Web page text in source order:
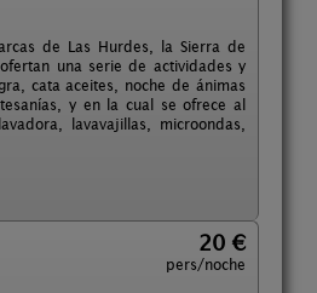
de Las Hurdes, la Sierra de
una serie de actividades y
cata aceites, noche de ánimas
y en la cual se ofrece al
lavavajillas, microondas,
20 €
pers/noche